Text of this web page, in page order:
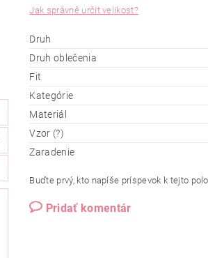
Jak správně určit velikost?
Druh
Druh oblečenia
Fit
Kategórie
Materiál
Vzor (?)
Zaradenie
Buďte prvý, kto napíše príspevok k tejto
Pridať komentár